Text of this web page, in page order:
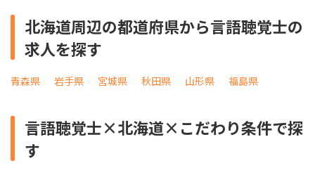
北海道周辺の都道府県から言語聴覚士の
求人を探す
青森県 岩手県 宮城県 秋田県 山形県 福島県
言語聴覚士×北海道×こだわり条件で探
す